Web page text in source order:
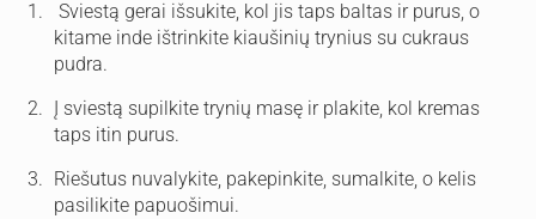
Sviestą gerai išsukite, kol jis taps baltas ir purus, o
kitame inde ištrinkite kiaušinių trynius su cukraus
pudra.
Į sviestą supilkite trynių masę ir plakite, kol kremas
taps itin purus.
Riešutus nuvalykite, pakepinkite, sumalkite, o kelis
pasilikite papuošimui.